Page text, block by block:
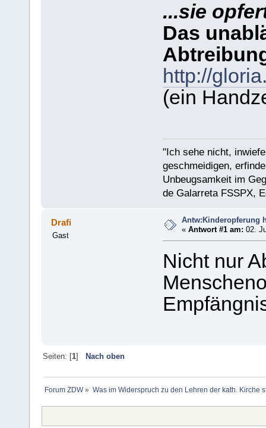
...sie
Das
http://
(ein
"Ich sehe nicht,
geschmeidigen,
Unbeugsamkeit im
de Galarreta FSSPX,
Drafi
Gast
Antw:Kinderopferung
«Antwort #1 am: 02.
Nicht nur
Seiten: [1] Nach oben
Forum ZDW» Was im Widerspruch zu den Lehren der kath. Kirche